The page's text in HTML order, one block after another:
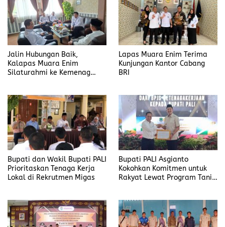
Jalin Hubungan Baik,
Kalapas Muara Enim
Silaturahmi ke Kemenag
Lapas Muara Enim Terima
Kunjungan Kantor Cabang
BRI
Bupati dan Wakil Bupati PALI
Prioritaskan Tenaga Kerja
Lokal di Rekrutmen Migas
Bupati PALI Asgianto
Kokohkan Komitmen untuk
Rakyat Lewat Program Tani